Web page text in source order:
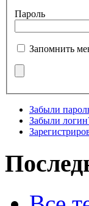
Пароль
Запомнить
Забыли
Забыли